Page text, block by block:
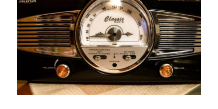
L’AUTRE
CÔTÉ
MIROIR.